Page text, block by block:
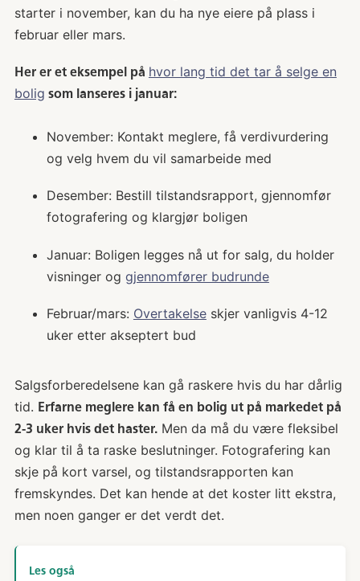
starter i november, kan du ha nye eiere på plass i
februar eller mars.
Her er et eksempel på hvor lang tid det tar å selge en
bolig som lanseres i januar:
November: Kontakt meglere, få verdivurdering
og velg hvem du vil samarbeide med
Desember: Bestill tilstandsrapport, gjennomfør
fotografering og klargjør boligen
Januar: Boligen legges nå ut for salg, du holder
visninger og gjennomfører budrunde
Februar/mars: Overtakelseskjer vanligvis 4-12
uker etter akseptert bud
Salgsforberedelsene kan gå raskere hvis du har dårlig
tid. Erfarne meglere kan få en bolig ut på markedet på
2-3 uker hvis det haster.Men da må du være fleksibel
og klar til å ta raske beslutninger. Fotografering kan
skje på kort varsel, og tilstandsrapporten kan
fremskyndes. Det kan hende at det koster litt ekstra,
men noen ganger er det verdt det.
Les også